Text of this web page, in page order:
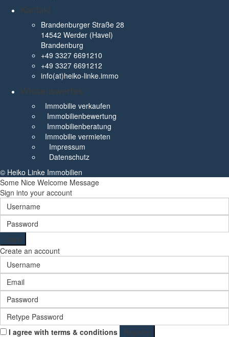
Kontakt
Brandenburger Straße 28
14542 Werder (Havel)
Brandenburg
+49 3327 6691210
+49 3327 6691212
info(at)heiko-linke.immo
Wissenswertes
Immobilie verkaufen
Immobilienbewertung
Immobilienberatung
Immobilie vermieten
Impressum
Datenschutz
© Heiko Linke Immobilien
Some Nice Welcome Message
Sign into your account
Login
Create an account
I agree with terms & conditions Register